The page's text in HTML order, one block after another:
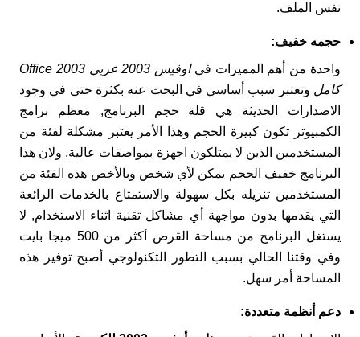
نفس الملف.
حجمه خفيف:
واحدة من أهم المميزات في
اوفيس 2003 عربي Office 2003
كامل وتعتبر سبب أساسي في البحث عنه بكثرة حتى في وجود
الاصدارات الحديثة هي قلة حجم البرنامج, معظم برامج
الكمبيوتر تكون كبيرة الحجم وهذا الأمر يعتبر مشكلة لفئة من
المستخدمين الذين لا يمتلكون اجهزة بمواصفات عالية, ولان هذا
البرنامج خفيف الحجم يمكن لأي شخص وبالأخص هذه الفئة من
المستخدمين تنزيله بكل سهولة والاستمتاع بالخدمات الرائعة
التي يقدمها بدون مواجهة أي مشاكل تقنية اثناء الاستخدام, لا
يستغل البرنامج من مساحة القرص أكثر من 500 ميجا بايت
وفي وقتنا الحالي بسبب التطور التكنولوجي أصبح توفير هذه
المساحة أمر سهل.
دعم أنظمة متعددة: